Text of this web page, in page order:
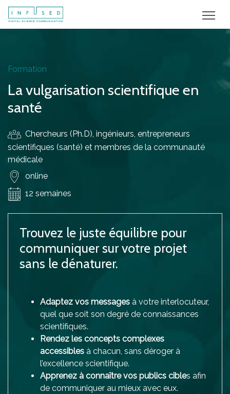
Formation
La vulgarisation scientifique en
santé
Chercheurs (Ph.D), ingénieurs, entrepreneurs
scientifiques (santé) et membres de la communauté
médicale
online
12 semaines
Trouvez le juste équilibre pour
communiquer sur votre projet
sans le dénaturer.
Adaptez vos messages à votre interlocuteur,
quel que soit son degré de connaissances
scientifiques.
Rendez les concepts complexes
accessibles à chacun, sans déroger à
l’excellence scientifique.
Apprenez à connaître vos publics cibles afin
de communiquer au mieux avec eux.